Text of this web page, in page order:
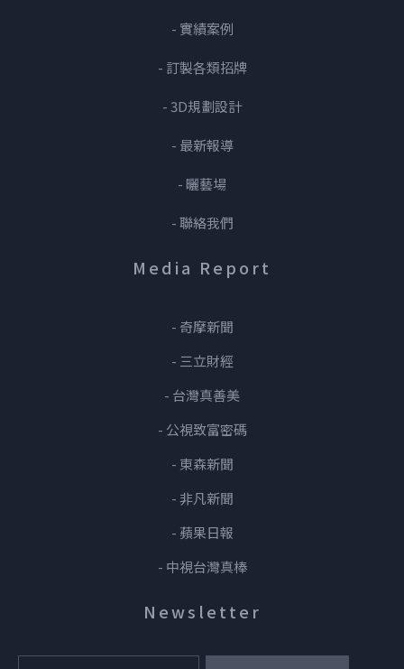
- 實績案例
- 訂製各類招牌
- 3D規劃設計
- 最新報導
- 曬藝場
- 聯絡我們
Media Report
- 奇摩新聞
- 三立財經
- 台灣真善美
- 公視致富密碼
- 東森新聞
- 非凡新聞
- 蘋果日報
- 中視台灣真棒
Newsletter